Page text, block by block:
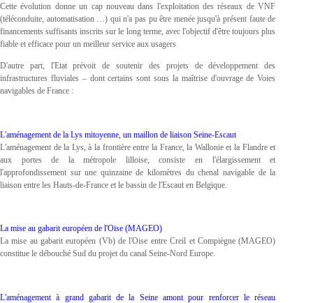
Cette évolution donne un cap nouveau dans l'exploitation des réseaux de VNF
(téléconduite, automatisation …) qui n'a pas pu être menée jusqu'à présent faute de
financements suffisants inscrits sur le long terme, avec l'objectif d'être toujours plus
fiable et efficace pour un meilleur service aux usagers
D'autre part, l'Etat prévoit de soutenir des projets de développement des
infrastructures fluviales – dont certains sont sous la maîtrise d'ouvrage de Voies
navigables de France :
L'aménagement de la Lys mitoyenne, un maillon de liaison Seine-Escaut
L'aménagement de la Lys, à la frontière entre la France, la Wallonie et la Flandre et
aux portes de la métropole lilloise, consiste en l'élargissement et
l'approfondissement sur une quinzaine de kilomètres du chenal navigable de la
liaison entre les Hauts-de-France et le bassin de l'Escaut en Belgique.
La mise au gabarit européen de l'Oise (MAGEO)
La mise au gabarit européen (Vb) de l'Oise entre Creil et Compiègne (MAGEO)
constitue le débouché Sud du projet du canal Seine-Nord Europe.
L'aménagement à grand gabarit de la Seine amont pour renforcer le réseau